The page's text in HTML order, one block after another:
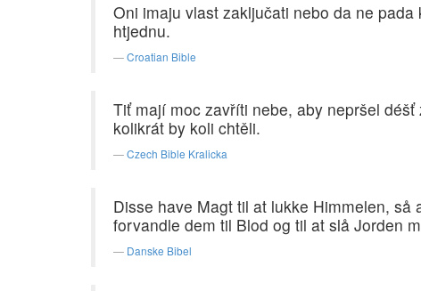
Oni imaju vlast zaključati nebo da ne
htjednu.
Croatian Bible
Tiť mají moc zavříti nebe, aby nepršel
kolikrát by koli chtěli.
Czech Bible Kralicka
Disse have Magt til at lukke Himmelen,
forvandle dem til Blod og til at slå Jorden
Danske Bibel